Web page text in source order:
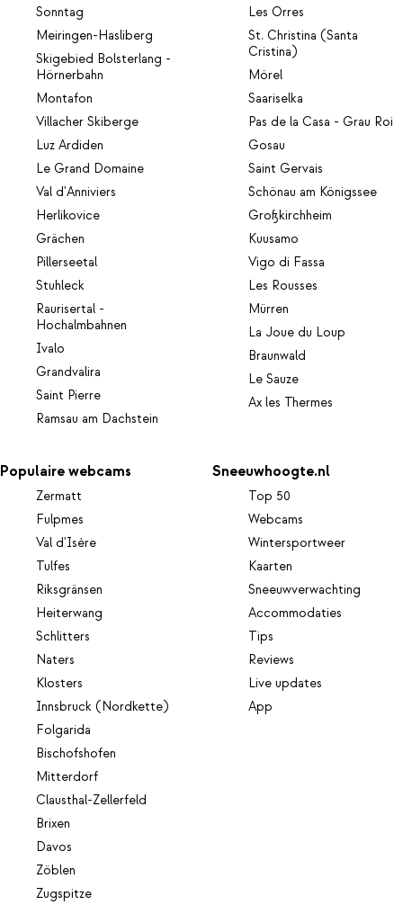
Sonntag
Meiringen-Hasliberg
Skigebied Bolsterlang -
Hörnerbahn
Montafon
Villacher Skiberge
Luz Ardiden
Le Grand Domaine
Val d'Anniviers
Herlikovice
Grächen
Pillerseetal
Stuhleck
Raurisertal -
Hochalmbahnen
Ivalo
Grandvalira
Saint Pierre
Ramsau am Dachstein
Les Orres
St. Christina (Santa
Cristina)
Mörel
Saariselka
Pas de la Casa - Grau Roi
Gosau
Saint Gervais
Schönau am Königssee
Großkirchheim
Kuusamo
Vigo di Fassa
Les Rousses
Mürren
La Joue du Loup
Braunwald
Le Sauze
Ax les Thermes
Populaire webcams
Zermatt
Fulpmes
Val d'Isère
Tulfes
Riksgränsen
Heiterwang
Schlitters
Naters
Klosters
Innsbruck (Nordkette)
Folgarida
Bischofshofen
Mitterdorf
Clausthal-Zellerfeld
Brixen
Davos
Zöblen
Zugspitze
Sneeuwhoogte.nl
Top 50
Webcams
Wintersportweer
Kaarten
Sneeuwverwachting
Accommodaties
Tips
Reviews
Live updates
App